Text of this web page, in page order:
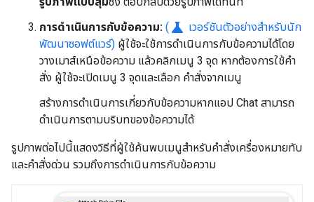
การดำเนินการกับข้อความ: ( science เวอร์ชันตัวอย่างสำหรับนัก
พัฒนาซอฟต์แวร์) ผู้ใช้จะใช้การดำเนินการกับข้อความได้โดย
วางเมาส์เหนือข้อความ แล้วคลิกเมนู 3 จุด หากต้องการใช้คำ
สั่ง ผู้ใช้จะเปิดเมนู 3 จุดและเลือก คำสั่งจากเมนู
สร้างการดำเนินการเกี่ยวกับข้อความหากแอป Chat สามารถ
ดำเนินการตามบริบทของข้อความได้
รูปภาพต่อไปนี้แสดงวิธีที่ผู้ใช้ค้นพบเมนูสำหรับคำสั่งเครื่องหมายทับ
และคำสั่งด่วน รวมถึงการดำเนินการกับข้อความ